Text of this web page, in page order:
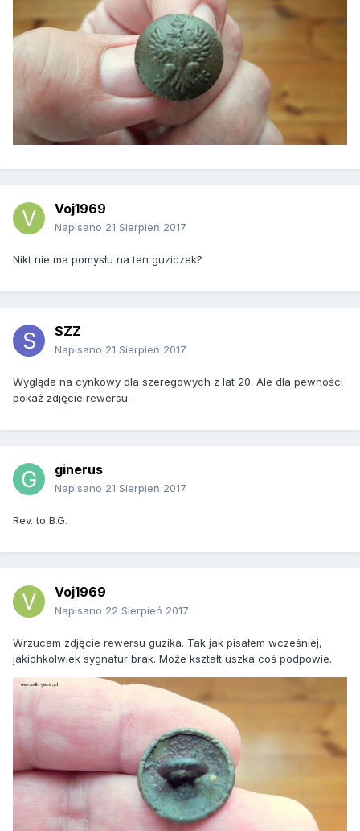
Voj1969
Napisano 21 Sierpień 2017
Nikt nie ma pomysłu na ten guziczek?
SZZ
Napisano 21 Sierpień 2017
Wygląda na cynkowy dla szeregowych z lat 20. Ale dla pewności
pokaż zdjęcie rewersu.
ginerus
Napisano 21 Sierpień 2017
Rev. to B.G.
Voj1969
Napisano 22 Sierpień 2017
Wrzucam zdjęcie rewersu guzika. Tak jak pisałem wcześniej,
jakichkolwiek sygnatur brak. Może kształt uszka coś podpowie.